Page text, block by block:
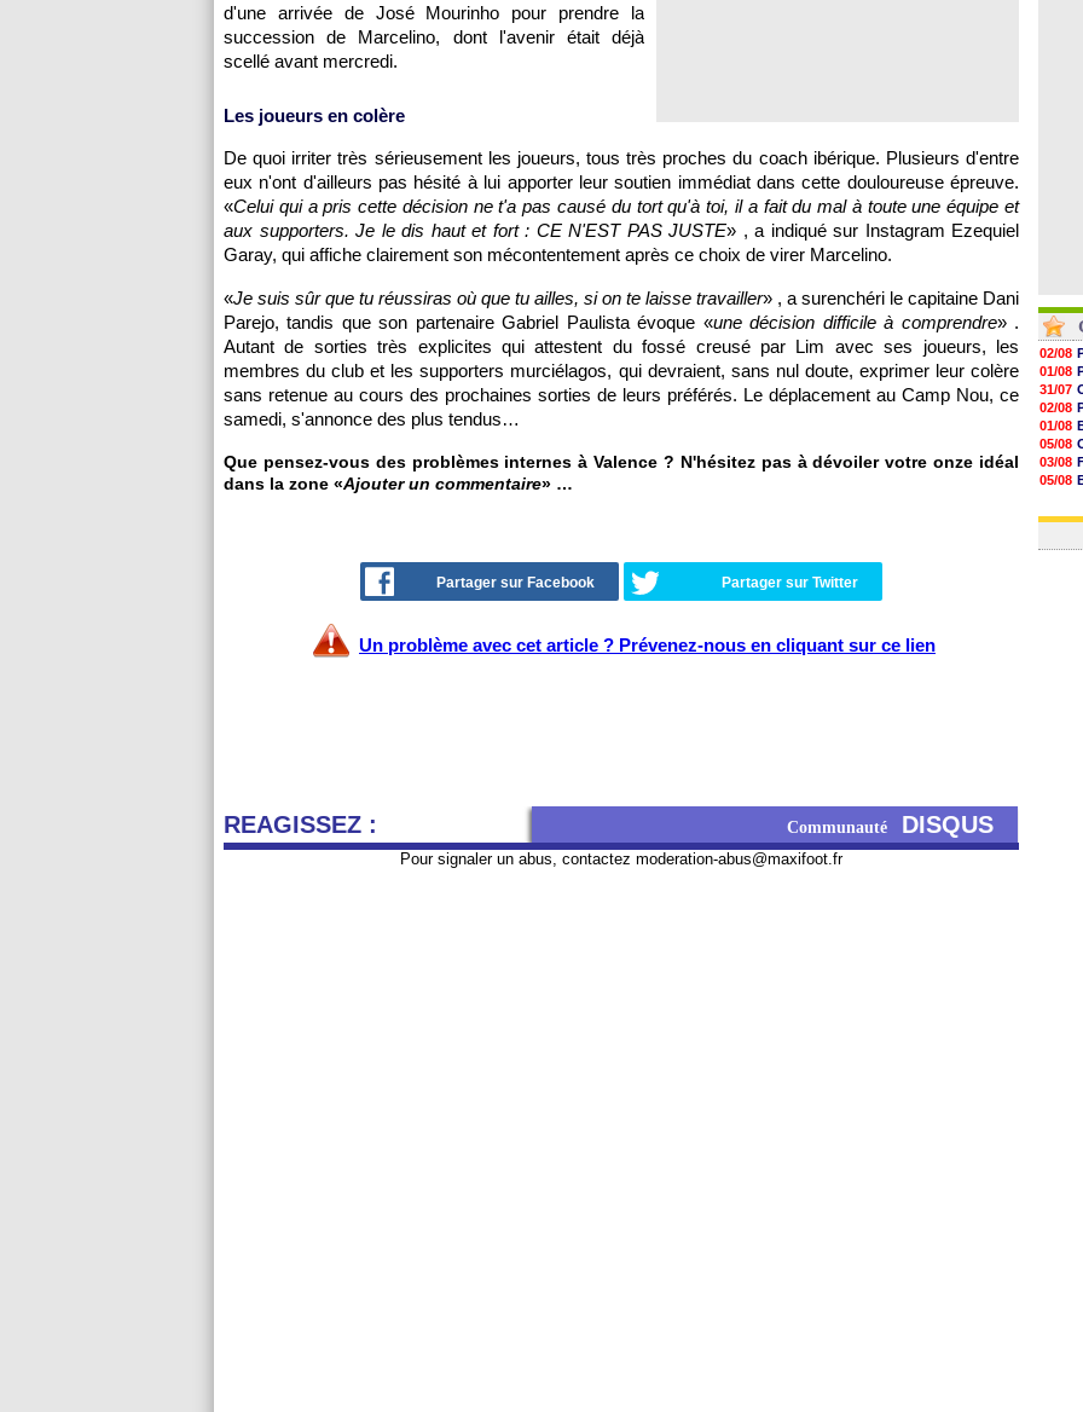
d'une arrivée de José Mourinho pour prendre la
succession de Marcelino, dont l'avenir était déjà
scellé avant mercredi.
Les joueurs en colère
De quoi irriter très sérieusement les joueurs, tous très proches du coach ibérique. Plusieurs d'entre
eux n'ont d'ailleurs pas hésité à lui apporter leur soutien immédiat dans cette douloureuse épreuve.
«Celui qui a pris cette décision ne t'a pas causé du tort qu'à toi, il a fait du mal à toute une équipe et
aux supporters. Je le dis haut et fort : CE N'EST PAS JUSTE» , a indiqué sur Instagram Ezequiel
Garay, qui affiche clairement son mécontentement après ce choix de virer Marcelino.
«Je suis sûr que tu réussiras où que tu ailles, si on te laisse travailler» , a surenchéri le capitaine Dani
Parejo, tandis que son partenaire Gabriel Paulista évoque «une décision difficile à comprendre» .
Autant de sorties très explicites qui attestent du fossé creusé par Lim avec ses joueurs, les
membres du club et les supporters murciélagos, qui devraient, sans nul doute, exprimer leur colère
sans retenue au cours des prochaines sorties de leurs préférés. Le déplacement au Camp Nou, ce
samedi, s'annonce des plus tendus…
Que pensez-vous des problèmes internes à Valence ? N'hésitez pas à dévoiler votre onze idéal
dans la zone «Ajouter un commentaire» …
Partager sur Facebook Partager sur Twitter
Un problème avec cet article ? Prévenez-nous en cliquant sur ce lien
REAGISSEZ : Communauté DISQUS
Pour signaler un abus, contactez moderation-abus@maxifoot.fr
02/08
01/08
31/07
02/08
01/08
05/08
03/08
05/08
03/08